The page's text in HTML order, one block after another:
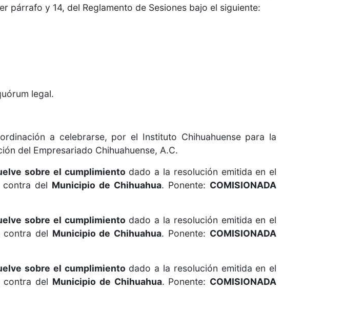
párrafo y 14, del Reglamento de Sesiones bajo el siguiente:
legal.
a celebrarse, por el Instituto Chihuahuense para la
del Empresariado Chihuahuense, A.C.
sobre el cumplimiento dado a la resolución emitida en el
del Municipio de Chihuahua. Ponente: COMISIONADA
sobre el cumplimiento dado a la resolución emitida en el
del Municipio de Chihuahua. Ponente: COMISIONADA
sobre el cumplimiento dado a la resolución emitida en el
del Municipio de Chihuahua. Ponente: COMISIONADA